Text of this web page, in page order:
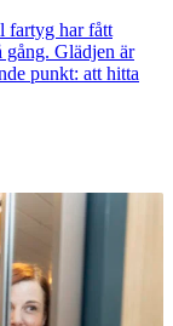
fartyg har fått
gång. Glädjen är
punkt: att hitta